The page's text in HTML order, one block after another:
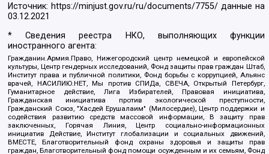
Источник: https://minjust.gov.ru/ru/documents/7755/ данные на
03.12.2021
* Сведения реестра НКО, выполняющих функции
иностранного агента:
Гражданин.Армия.Право, Нижегородский центр немецкой и европейской
культуры, Центр гендерных исследований, Фонд защиты прав граждан Штаб,
Институт права и публичной политики, Фонд борьбы с коррупцией, Альянс
врачей, НАСИЛИЮ.НЕТ, Мы против СПИДа, СВЕЧА, Открытый Петербург,
Гуманитарное действие, Лига Избирателей, Правовая инициатива,
Гражданская инициатива против экологической преступности,
Гражданский Союз, "Хасдей Ерушалаим" (Милосердие), Центр поддержки и
содействия развитию средств массовой информации, В защиту прав
заключенных, Горячая Линия, Центр социально-информационных
инициатив Действие, Институт глобализации и социальных движений,
ВМЕСТЕ, Благотворительный фонд охраны здоровья и защиты прав
граждан, Благотворительный фонд помощи осужденным и их семьям, Фонд